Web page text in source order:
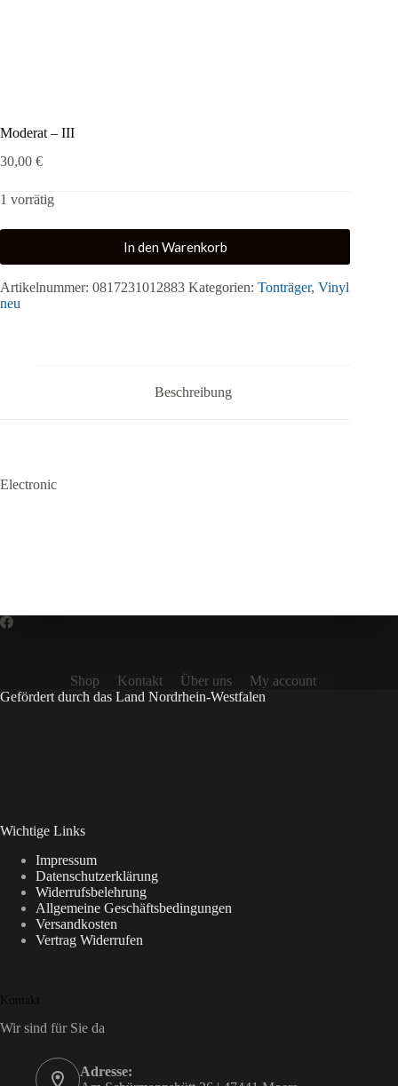
Moderat – III
30,00 €
1 vorrätig
In den Warenkorb
Artikelnummer: 0817231012883 Kategorien: Tonträger, Vinyl
neu
Beschreibung
Electronic
Shop Kontakt Über uns
My account
Gefördert durch das Land Nordrhein-Westfalen
Wichtige Links
Impressum
Datenschutzerklärung
Widerrufsbelehrung
Allgemeine Geschäftsbedingungen
Versandkosten
Vertrag Widerrufen
Kontakt
Wir sind für Sie da
Adresse: